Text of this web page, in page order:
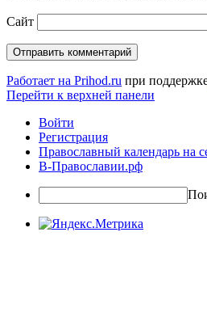
Сайт
Работает на Prihod.ru при
Перейти к верхней панели
Войти
Регистрация
Православный календарь на
В-Православии.рф